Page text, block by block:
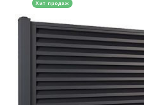
Хит продаж